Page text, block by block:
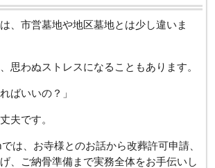
、市営墓地や地区墓地とは少し違いま
思わぬストレスになることもあります。
ばいいの？」
夫です。
は、お寺様とのお話から改葬許可申請、
、ご納骨準備まで実務全体をお手伝いし